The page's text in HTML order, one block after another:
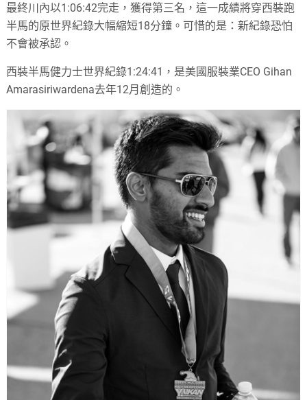
最終川內以1:06:42完走，獲得第三名，這一成績將穿西裝跑
半馬的原世界紀錄大幅縮短18分鐘。可惜的是：新紀錄恐怕
不會被承認。
西裝半馬健力士世界紀錄1:24:41 ，是美國服裝業CEO Gihan
Amarasiriwardena去年12月創造的。